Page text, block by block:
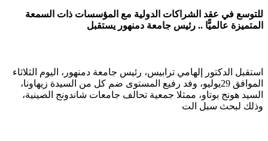
للتوسع في عقد الشراكات الدولية مع المؤسسات ذات السمعة
المتميزة عالميًّا .. رئيس جامعة دمنهور يستقبل
استقبل الدكتور إلهامي ترابيس، رئيس جامعة دمنهور، اليوم الثلاثاء
الموافق 29يوليو، وفد رفيع المستوى ضم كل من السيدة زيهاونا،
السيد هونج بوتاو، ممثلا جمعية تحالف جامعات شاندونج الصينية،
وذلك لبحث سبل الت